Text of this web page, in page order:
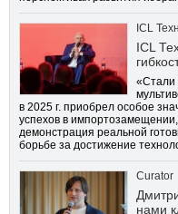
ICL
ICL
«Стали
в 2025 г. приобрел особое
успехов в
демонстрация реальной
борьбе за достижение
Curator
нами